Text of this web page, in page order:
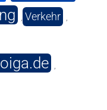
, Verkehr ,
,